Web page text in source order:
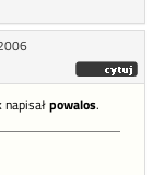
powalos.